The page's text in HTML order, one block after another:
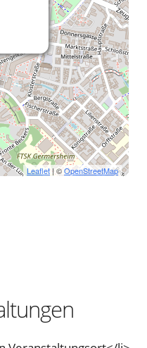
Leaflet| ©OpenStreetMap